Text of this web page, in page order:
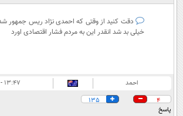
دقت کنید از وقتی که احمدی نژاد ریس جمهور شد
خیلی بد شد انقدر این به مردم فشار اقتصادی اورد
احمد
۱۳:۴۷ - ۱۳۹۴/۰۶/۰۹
4
135
پاسخ